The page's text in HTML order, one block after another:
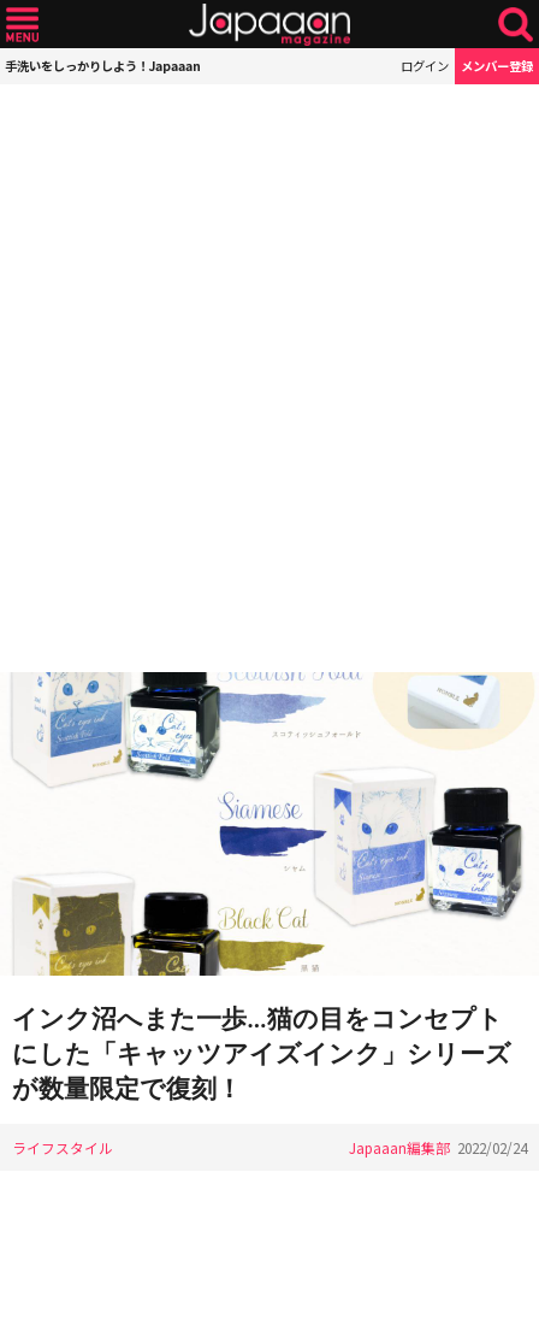
手洗いをしっかりしよう！Japaaan ログイン メンバー登録
インク沼へまた一歩…猫の目をコンセプト
にした「キャッツアイズインク」シリーズ
が数量限定で復刻！
ライフスタイル Japaaan編集部 2022/02/24